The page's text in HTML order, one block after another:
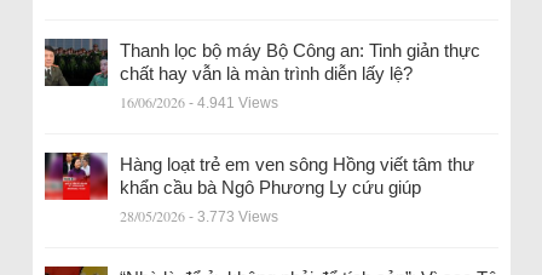
Thanh lọc bộ máy Bộ Công an: Tinh giản thực
chất hay vẫn là màn trình diễn lấy lệ?
16/06/2026 - 4.941 Views
Hàng loạt trẻ em ven sông Hồng viết tâm thư
khẩn cầu bà Ngô Phương Ly cứu giúp
28/05/2026 - 3.773 Views